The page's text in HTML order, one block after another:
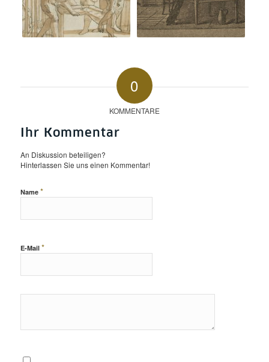
0
KOMMENTARE
Ihr Kommentar
An Diskussion beteiligen?
Hinterlassen Sie uns einen Kommentar!
Name *
E-Mail *